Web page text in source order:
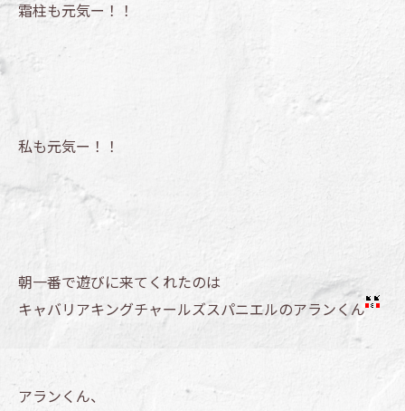
霜柱も元気ー！！
私も元気ー！！
朝一番で遊びに来てくれたのは
キャバリアキングチャールズスパニエルのアランくん
アランくん、